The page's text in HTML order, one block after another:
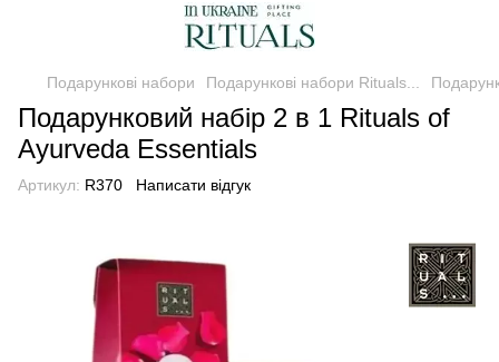
Подарункові набори Подарункові набори Rituals...
Подарунковий набір 2 в 1 Rituals of
Ayurveda Essentials
Артикул: R370 Написати відгук